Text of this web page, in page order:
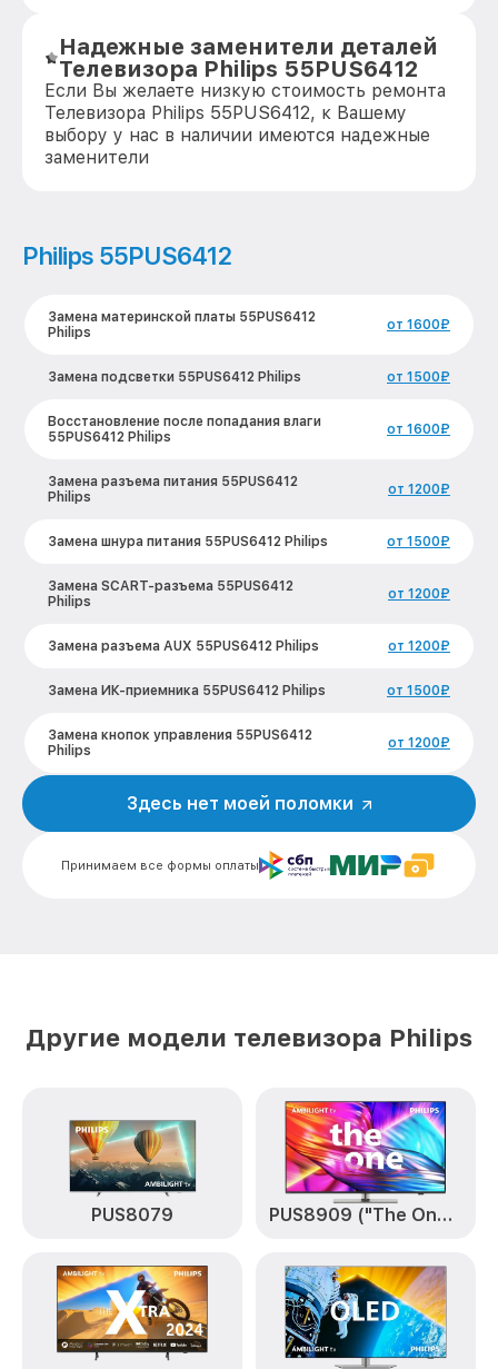
Надежные заменители деталей
Телевизора Philips 55PUS6412
Если Вы желаете низкую стоимость ремонта
Телевизора Philips 55PUS6412, к Вашему
выбору у нас в наличии имеются надежные
заменители
Philips 55PUS6412
Замена материнской платы 55PUS6412
Philips
от 1600₽
Замена подсветки 55PUS6412 Philips от 1500₽
Восстановление после попадания влаги
55PUS6412 Philips
от 1600₽
Замена разъема питания 55PUS6412
Philips
от 1200₽
Замена шнура питания 55PUS6412 Philips от 1500₽
Замена SCART-разъема 55PUS6412
Philips
от 1200₽
Замена разъема AUX 55PUS6412 Philips от 1200₽
Замена ИК-приемника 55PUS6412 Philips от 1500₽
Замена кнопок управления 55PUS6412
Philips
от 1200₽
Замена конденсатора 55PUS6412 Philips
Замена контроллера питания
(мультиконтроллера) 55PUS6412 Philips
от 2100₽
Комплексная чистка 55PUS6412 Philips от 1400₽
Ремонт блока управления 55PUS6412
Philips
от 1000₽
Замена контроллера 55PUS6412 Philips от 1300₽
Принимаем все формы оплаты
Здесь нет моей поломки
Другие модели телевизора Philips
PUS8079 PUS8909 ("The One")